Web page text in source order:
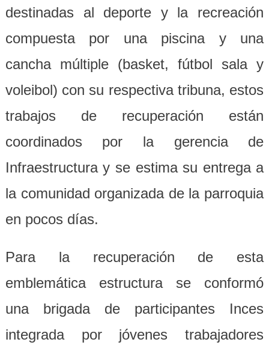
destinadas al deporte y la recreación
compuesta por una piscina y una
cancha múltiple (basket, fútbol sala y
voleibol) con su respectiva tribuna, estos
trabajos de recuperación están
coordinados por la gerencia de
Infraestructura y se estima su entrega a
la comunidad organizada de la parroquia
en pocos días.
Para la recuperación de esta
emblemática estructura se conformó
una brigada de participantes Inces
integrada por jóvenes trabajadores